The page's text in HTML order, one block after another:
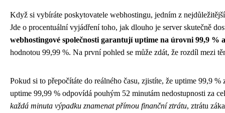
Když si vybíráte poskytovatele webhostingu, jedním z
Jde o procentuální vyjádření toho, jak dlouho je server skutečně
webhostingové společnosti garantují uptime na úrovni 99,9 %
hodnotou 99,99 %. Na první pohled se může zdát, že rozdíl mezi
Pokud si to přepočítáte do reálného času, zjistíte, že uptime 99,9
uptime 99,99 % odpovídá pouhým 52 minutám nedostupnosti za
každá minuta výpadku znamenat přímou finanční ztrátu, ztrátu